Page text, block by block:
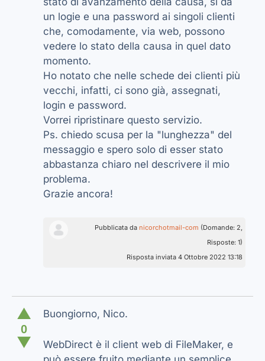
un logie e una password ai singoli clienti
che, comodamente, via web, possono
vedere lo stato della causa in quel dato
momento.
Ho notato che nelle schede dei clienti più
vecchi, infatti, ci sono già, assegnati,
login e password.
Vorrei ripristinare questo servizio.
Ps. chiedo scusa per la "lunghezza" del
messaggio e spero solo di esser stato
abbastanza chiaro nel descrivere il mio
problema.
Grazie ancora!
Pubblicata da nicorchotmail-com (Domande: 2,
Risposte: 1)
Risposta inviata 4 Ottobre 2022 13:18
▲
0
▼
Buongiorno, Nico.
WebDirect è il client web di FileMaker, e